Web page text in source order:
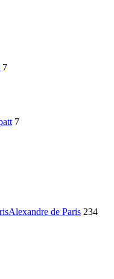
7
7
Alexandre de Paris 234